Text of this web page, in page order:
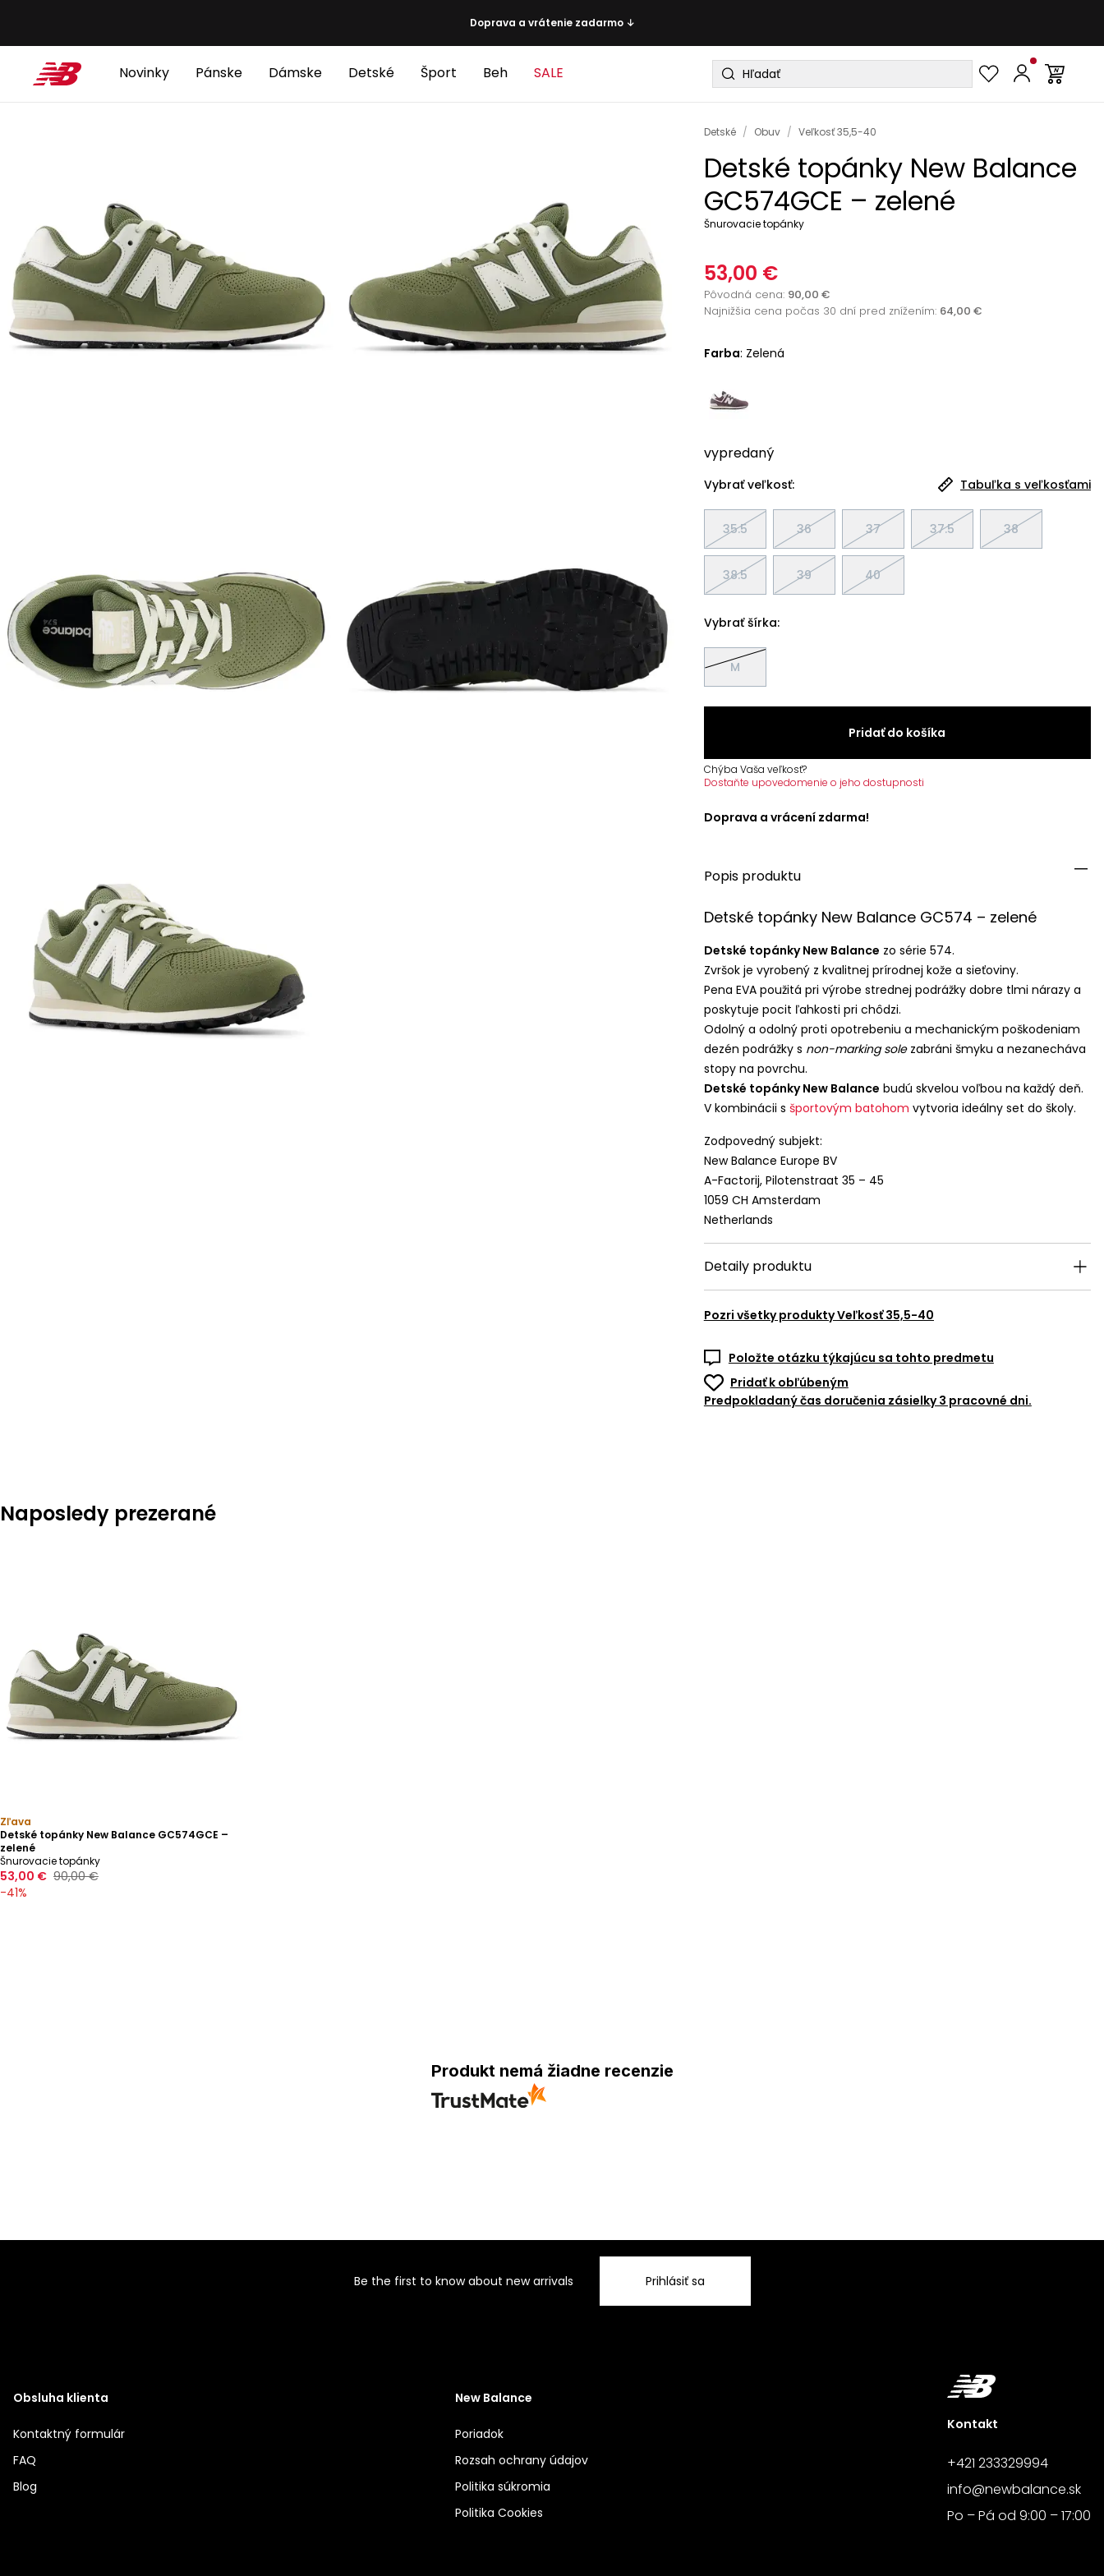
Doprava a vrátenie zadarmo ↓
Novinky Pánske Dámske Detské Šport Beh SALE
Detské / Obuv / Veľkosť 35,5-40
Detské topánky New Balance
GC574GCE – zelené
Šnurovacie topánky
53,00 €
Pôvodná cena: 90,00 €
Najnižšia cena počas 30 dní pred znížením: 64,00 €
Farba: Zelená
vypredaný
Vybrať veľkosť: Tabuľka s veľkosťami
35.5 36 37 37.5 38
38.5 39 40
Vybrať šírka:
M
Pridať do košíka
Chýba Vaša veľkosť?
Dostaňte upovedomenie o jeho dostupnosti
Doprava a vrácení zdarma!
Popis produktu
Detské topánky New Balance GC574 – zelené
Detské topánky New Balance zo série 574.
Zvršok je vyrobený z kvalitnej prírodnej kože a sieťoviny.
Pena EVApoužitá pri výrobe strednej podrážky dobre tlmi nárazy a
poskytuje pocit ľahkosti pri chôdzi.
Odolný a odolný proti opotrebeniu a mechanickým poškodeniam
dezén podrážky s non-marking solezabráni šmyku a nezanecháva
stopy na povrchu.
Detské topánky New Balance budú skvelou voľbou na každý deň.
V kombinácii s športovým batohom vytvoria ideálny set do školy.
Zodpovedný subjekt:
New Balance Europe BV
A-Factorij, Pilotenstraat 35 – 45
1059 CH Amsterdam
Netherlands
Detaily produktu
Pozri všetky produktyVeľkosť 35,5-40
Položte otázku týkajúcu sa tohto predmetu
Pridať k obľúbeným
Predpokladaný čas doručenia zásielky 3 pracovné dni.
Naposledy prezerané
Zľava
Detské topánky New Balance GC574GCE –
zelené
Šnurovacie topánky
53,00 € 90,00 €
-41%
Produkt nemá žiadne recenzie
Be the first to know about new arrivals Prihlásiť sa
Obsluha klienta
Kontaktný formulár
FAQ
Blog
New Balance
Poriadok
Rozsah ochrany údajov
Politika súkromia
Politika Cookies
Kontakt
+421 233329994
info@newbalance.sk
Po – Pá od 9:00 – 17:00